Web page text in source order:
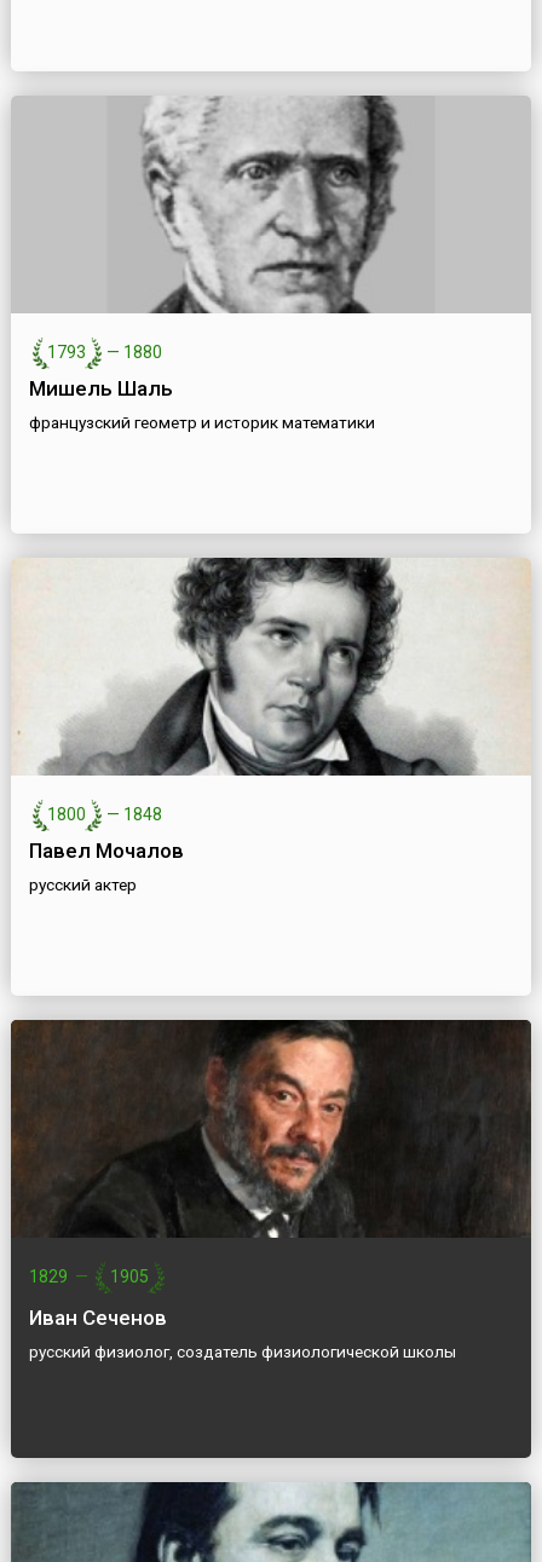
1793 — 1880
Мишель Шаль
французский геометр и историк математики
1800 — 1848
Павел Мочалов
русский актер
1829 — 1905
Иван Сеченов
русский физиолог, создатель физиологической школы